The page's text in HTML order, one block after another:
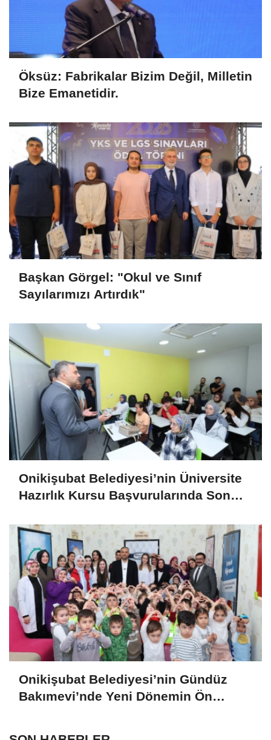
Öksüz: Fabrikalar Bizim Değil, Milletin
Bize Emanetidir.
Başkan Görgel: "Okul ve Sınıf
Sayılarımızı Artırdık"
Onikişubat Belediyesi’nin Üniversite
Hazırlık Kursu Başvurularında Son
Onikişubat Belediyesi’nin Gündüz
Bakımevi’nde Yeni Dönemin Ön